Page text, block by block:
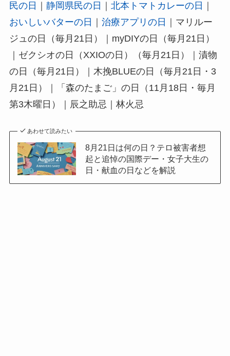
民の日
静岡県民の日 北本トマトカレーの日
おいしいバターの日
治療アプリの日
｜マリルー
ジュの日（毎月21日）｜myDIYの日（毎月21日）
｜ゼクシオの日（XXIOの日）（毎月21日）｜漬物
の日（毎月21日）｜木挽BLUEの日（毎月21日・3
月21日）｜「森のたまご」の日（11月18日・毎月
第3木曜日）｜辰之助忌｜林火忌
あわせて読みたい
8月21日は何の日？テロ被害者想
起と追悼の国際デー・女子大生の
日・献血の日などを解説